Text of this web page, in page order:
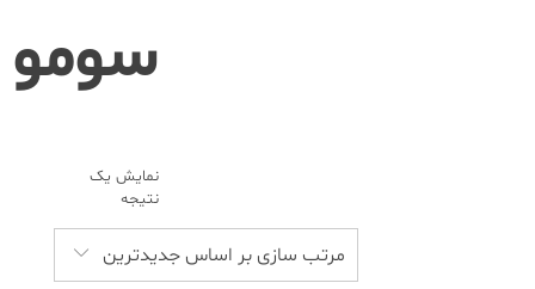
سومو
نمایش یک
نتیجه
مرتب سازی بر اساس جدیدترین